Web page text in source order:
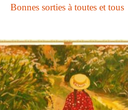
Bonnes sorties à toutes et tous